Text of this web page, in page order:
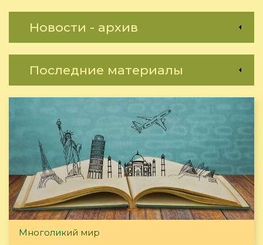
Новости - архив
Последние материалы
Многоликий мир